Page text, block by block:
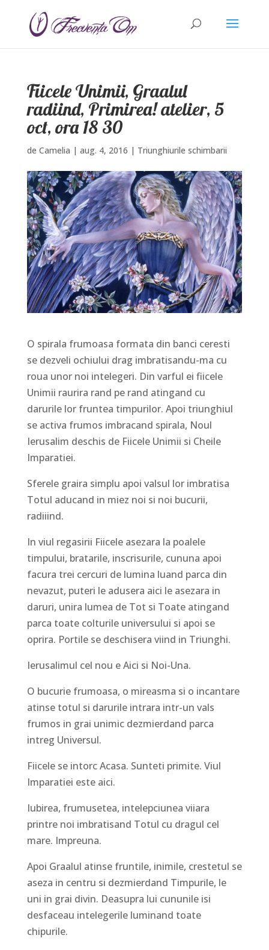
Fiicele Unimii, Graalul
radiind, Primirea! atelier, 5
oct, ora 18 30
de Camelia | aug. 4, 2016 | Triunghiurile schimbarii
O spirala frumoasa formata din banci ceresti
se dezveli ochiului drag imbratisandu-ma cu
roua unor noi intelegeri. Din varful ei fiicele
Unimii raurira rand pe rand atingand cu
darurile lor fruntea timpurilor. Apoi triunghiul
se activa frumos imbracand spirala, Noul
Ierusalim deschis de Fiicele Unimii si Cheile
Imparatiei.
Sferele graira simplu apoi valsul lor imbratisa
Totul aducand in miez noi si noi bucurii,
radiiind.
In viul regasirii Fiicele asezara la poalele
timpului, bratarile, inscrisurile, cununa apoi
facura trei cercuri de lumina luand parca din
nevazut, puteri le adusera aici le asezara in
daruri, unira lumea de Tot si Toate atingand
parca toate colturile universului si apoi se
oprira. Portile se deschisera viind in Triunghi.
Ierusalimul cel nou e Aici si Noi-Una.
O bucurie frumoasa, o mireasma si o incantare
atinse totul si darurile intrara intr-un vals
frumos in grai unimic dezmierdand parca
intreg Universul.
Fiicele se intorc Acasa. Sunteti primite. Viul
Imparatiei este aici.
Iubirea, frumusetea, intelepciunea viiara
printre noi imbratisand Totul cu dragul cel
mare. Impreuna.
Apoi Graalul atinse fruntile, inimile, crestetul se
aseza in centru si dezmierdand Timpurile, le
uni in grai divin. Deasupra lui cununile isi
desfaceau intelegerile luminand toate
chipurile.